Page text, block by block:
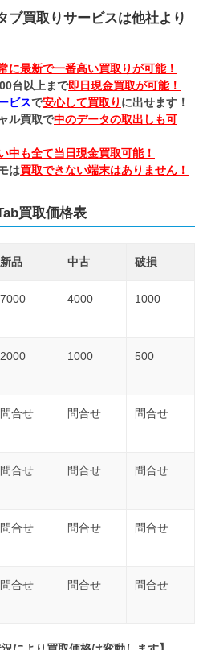
ブ買取りサービスは他社より
に最新で一番高い買取りが可能！
台以上まで即日現金買取が可能！
ビスで安心して買取り に出せます！
ル買取で中のデータの取出しも可
中も全て当日現金買取可能！
は買取できない端末はありません！
買取価格表
新品 中古 破損
7000 4000 1000
2000 1000 500
問合せ 問合せ 問合せ
問合せ 問合せ 問合せ
問合せ 問合せ 問合せ
問合せ 問合せ 問合せ